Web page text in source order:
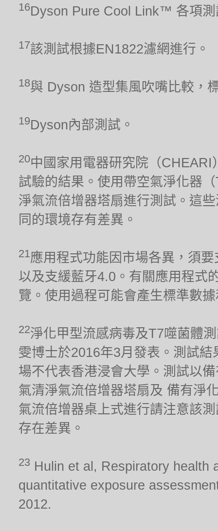
16Dyson Pure Cool Link™ 各項測
17該測試根據EN1822濾網進行。
18與 Dyson 造型集風吹嘴比較，
19Dyson內部測試。
20中國家用電器研究院（
試驗的結果。使用帶空氣淨化器
淨氣流倍增器塔扇進行測試。這
同的環境存有差異。
21應用程式功能因市場各異，須
以及支緩藍牙4.0。有關應用程式
覽。使用過程可能會產生標準數
22淨化甲型流感病毒及T7噬菌體
雯博士於2016年3月發表。測試
場不代表香港浸會大學。測試以
氣清淨氣流倍增器塔扇及 備有淨
氣流倍增器桌上式進行請注意該
存在差異。
23 Hulin et al, Respiratory health
quantitative exposure
2012.